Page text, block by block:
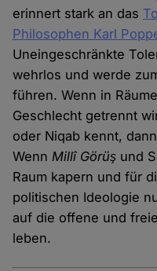
erinnert stark an das
Philosophen Karl
Uneingeschränkte
wehrlos und werde
führen. Wenn in
Geschlecht getrennt
oder Niqab kennt,
WennMillî Görüş und
Raum kapern und für
politischen Ideologie
auf die offene und
leben.